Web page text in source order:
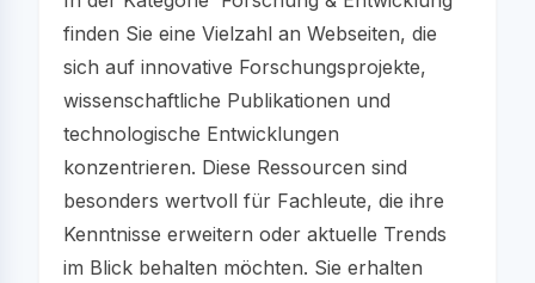
finden Sie eine Vielzahl an Webseiten, die
sich auf innovative Forschungsprojekte,
wissenschaftliche Publikationen und
technologische Entwicklungen
konzentrieren. Diese Ressourcen sind
besonders wertvoll für Fachleute, die ihre
Kenntnisse erweitern oder aktuelle Trends
im Blick behalten möchten. Sie erhalten